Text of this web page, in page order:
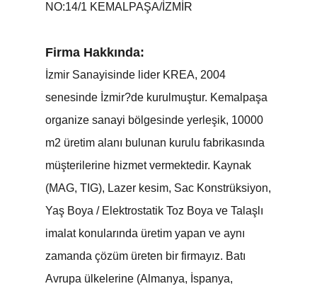
NO:14/1 KEMALPAŞA/İZMİR
Firma Hakkında:
İzmir Sanayisinde lider KREA, 2004
senesinde İzmir?de kurulmuştur. Kemalpaşa
organize sanayi bölgesinde yerleşik, 10000
m2 üretim alanı bulunan kurulu fabrikasında
müşterilerine hizmet vermektedir. Kaynak
(MAG, TIG), Lazer kesim, Sac Konstrüksiyon,
Yaş Boya / Elektrostatik Toz Boya ve Talaşlı
imalat konularında üretim yapan ve aynı
zamanda çözüm üreten bir firmayız. Batı
Avrupa ülkelerine (Almanya, İspanya,